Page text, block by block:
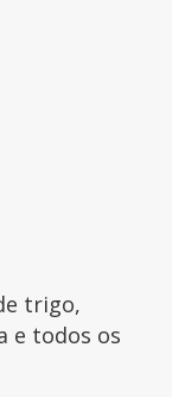
trigo,
e todos os